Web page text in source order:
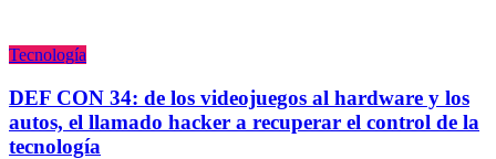
Tecnologí­a
DEF CON 34: de los videojuegos al hardware y los
autos, el llamado hacker a recuperar el control de la
tecnología